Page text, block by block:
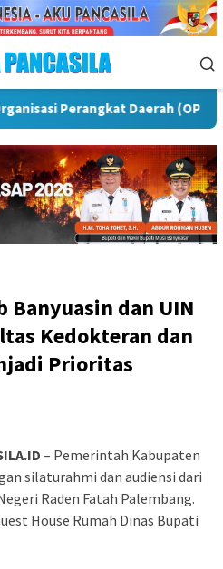
Peringatan IPeKB Ke-19, Plt
Banyuasin dan UIN
Kedokteran dan
Prioritas
– Pemerintah Kabupaten
silaturahmi dan audiensi dari
Raden Fatah Palembang.
House Rumah Dinas Bupati